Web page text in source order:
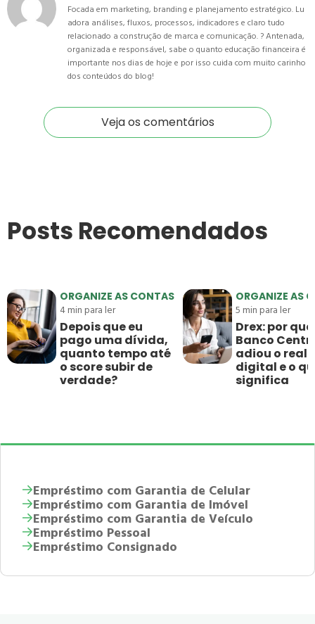
Focada em marketing, branding e planejamento estratégico. Lu
adora análises, fluxos, processos, indicadores e claro tudo
relacionado a construção de marca e comunicação. ? Antenada,
organizada e responsável, sabe o quanto educação financeira é
importante nos dias de hoje e por isso cuida com muito carinho
dos conteúdos do blog!
Veja os comentários
Posts Recomendados
ORGANIZE AS CONTAS
4min para ler
Depois que eu
pago uma dívida,
quanto tempo até
o score subir de
verdade?
ORGANIZE AS
5min para ler
Drex: por
Banco
adiou o real
digital e o
significa
Empréstimo com Garantia de Celular
Empréstimo com Garantia de Imóvel
Empréstimo com Garantia de Veículo
Empréstimo Pessoal
Empréstimo Consignado